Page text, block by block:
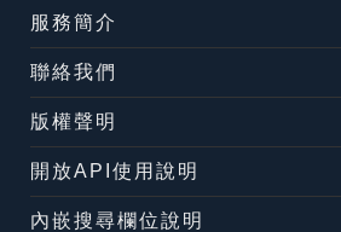
服務簡介
聯絡我們
版權聲明
開放API使用說明
內嵌搜尋欄位說明